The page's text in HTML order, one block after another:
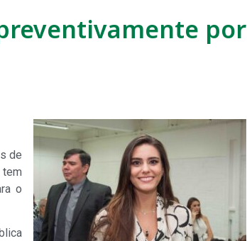
por
de
o